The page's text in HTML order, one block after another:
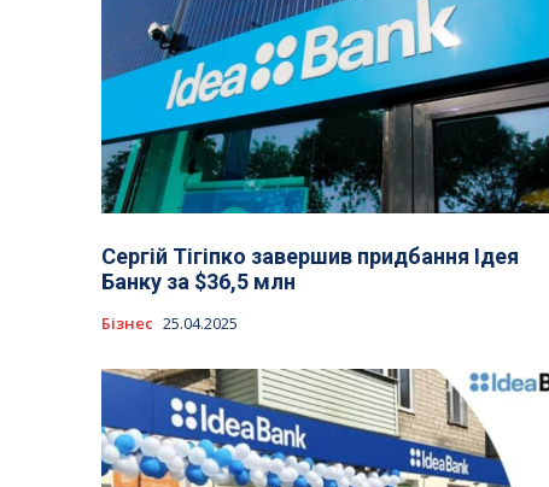
Сергій Тігіпко завершив придбання Ідея
Банку за $36,5 млн
Бізнес 25.04.2025